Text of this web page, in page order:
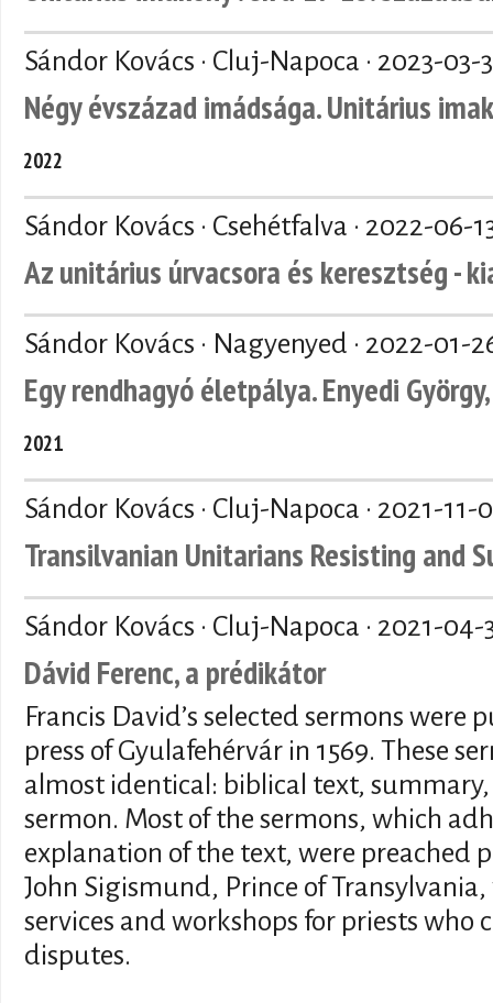
Sándor Kovács · Cluj-Napoca · 2023-03-
Négy évszázad imádsága. Unitárius
2022
Sándor Kovács · Csehétfalva · 2022-06-
Az unitárius úrvacsora és keresztség -
Sándor Kovács · Nagyenyed · 2022-01-
Egy rendhagyó életpálya. Enyedi
2021
Sándor Kovács · Cluj-Napoca · 2021-11-
Transilvanian Unitarians Resisting and
Sándor Kovács · Cluj-Napoca · 2021-04-
Dávid Ferenc, a prédikátor
Francis David’s selected sermons
press of Gyulafehérvár in 1569. These
almost identical: biblical text,
sermon. Most of the sermons, which
explanation of the text, were preached
John Sigismund, Prince of
services and workshops for priests who
disputes.